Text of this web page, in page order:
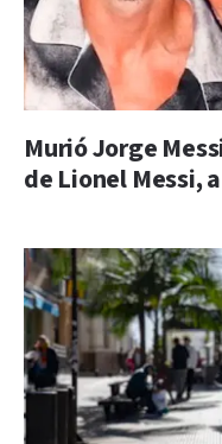
Murió Jorge
de Lionel Messi,